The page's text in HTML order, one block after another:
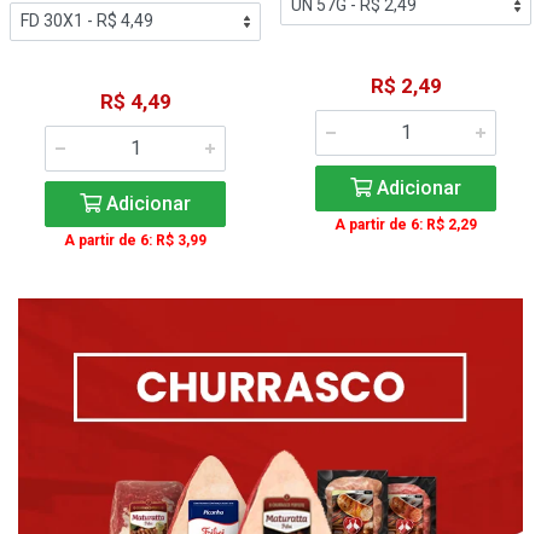
R$ 4,49
Adicionar
A partir de 6: R$ 3,99
R$ 2,49
Adicionar
A partir de 6: R$ 2,29